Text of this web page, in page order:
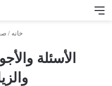
خانه /
الأسئلة